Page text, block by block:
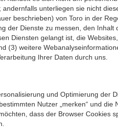
unterliegen sie nicht
beschrieben) von Toro in der
der Dienste zu messen, den Inhalt
Diensten gelangt ist, die
(3) weitere
Ihrer Daten durch uns.
und Optimierung der
Nutzer „merken“ und die
dass der Browser Cookies